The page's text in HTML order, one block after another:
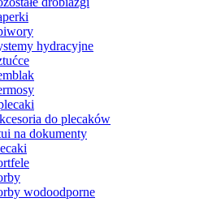
hydracyjne
do plecaków
na dokumenty
wodoodporne